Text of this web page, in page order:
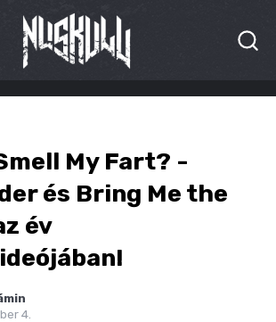
My Fart? -
és Bring Me the
év
4.